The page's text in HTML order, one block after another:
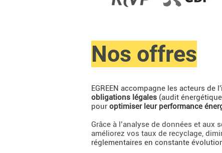
Nos offres
EGREEN accompagne les acteurs de
obligations légales (audit
pour optimiser leur performance
Grâce à l’analyse de données et
améliorez vos taux de recyclage,
réglementaires en constante